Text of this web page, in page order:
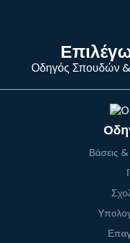
Οδηγός Σπουδών
Βάσεις